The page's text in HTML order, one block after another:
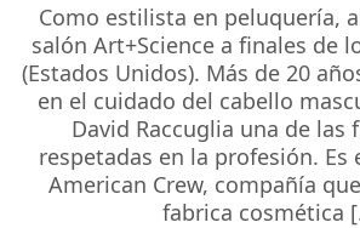
Como estilista en peluquería,
salón Art+Science a finales de
(Estados Unidos). Más de 20
en el cuidado del cabello
David Raccuglia una de las
respetadas en la profesión. Es
American Crew, compañía
fabrica cosmética